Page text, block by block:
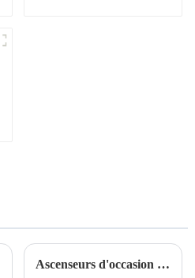
Ascenseurs d'occasion pour villa panoramique et sécurité